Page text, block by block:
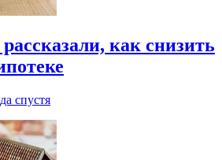
как снизить
спустя